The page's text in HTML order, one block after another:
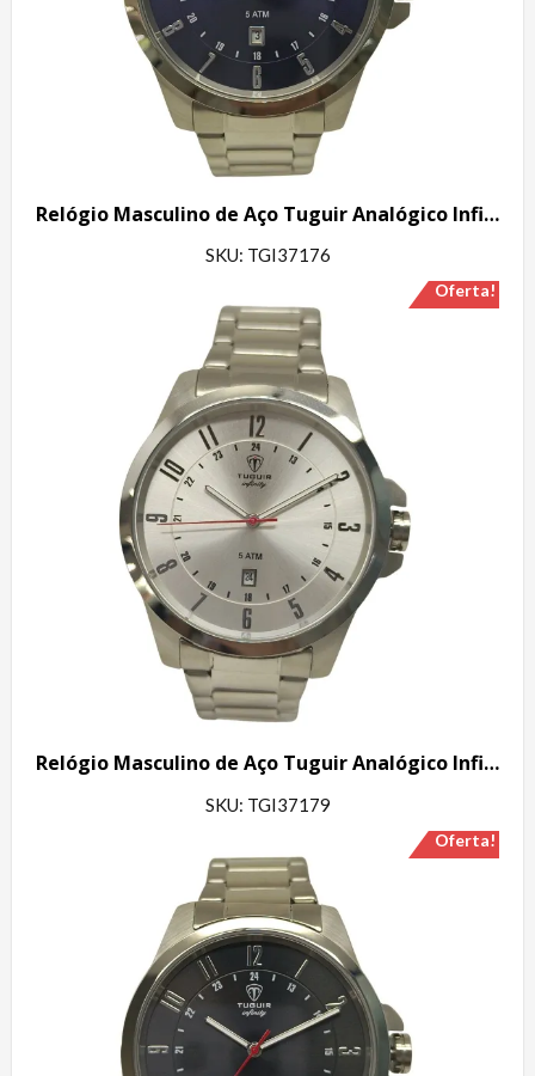
Relógio Masculino de Aço Tuguir Analógico Infinity 6117H Prata e Azul
SKU: TGI37176
Oferta!
Relógio Masculino de Aço Tuguir Analógico Infinity 6117H Prata e Cinza
SKU: TGI37179
Oferta!